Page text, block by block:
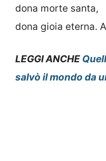
dona morte santa,
dona gioia eterna.
LEGGI ANCHE
salvò il mondo da